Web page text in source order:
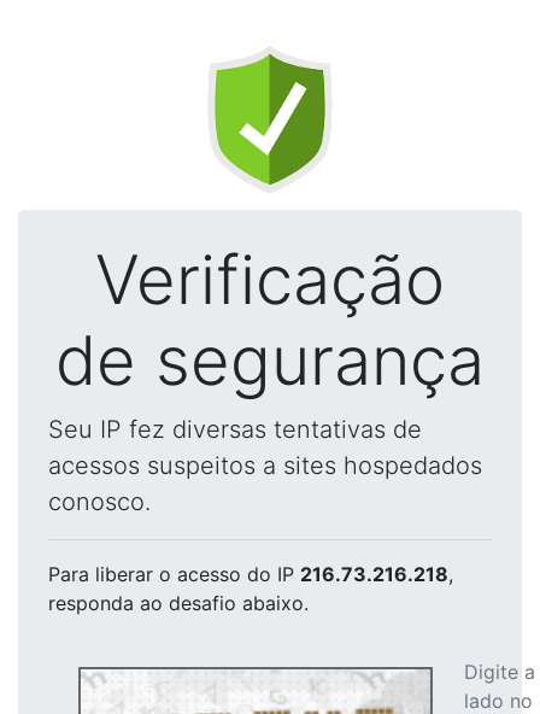
Verificação
de segurança
Seu IP fez diversas tentativas de
acessos suspeitos a sites hospedados
conosco.
Para liberar o acesso do IP 216.73.216.218,
responda ao desafio abaixo.
Digite
lado no